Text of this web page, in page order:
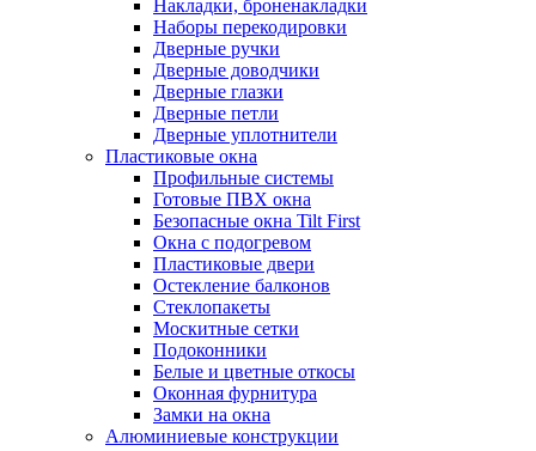
Накладки, броненакладки
Наборы перекодировки
Дверные ручки
Дверные доводчики
Дверные глазки
Дверные петли
Дверные уплотнители
Пластиковые окна
Профильные системы
Готовые ПВХ окна
Безопасные окна Tilt First
Окна с подогревом
Пластиковые двери
Остекление балконов
Стеклопакеты
Москитные сетки
Подоконники
Белые и цветные откосы
Оконная фурнитура
Замки на окна
Алюминиевые конструкции